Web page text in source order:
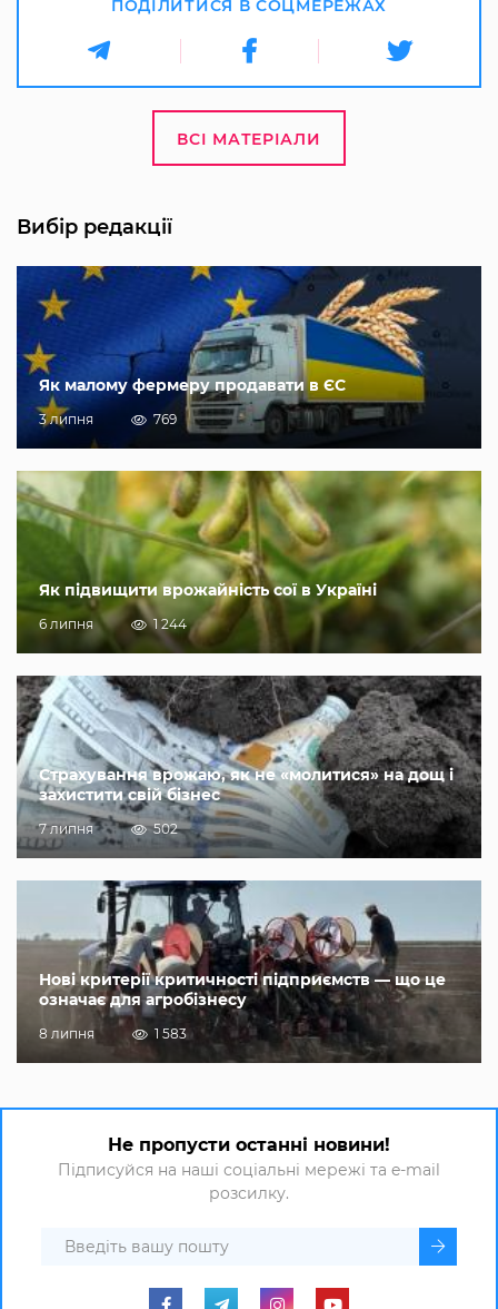
ПОДІЛИТИСЯ В СОЦМЕРЕЖАХ
ВСІ МАТЕРІАЛИ
Вибір редакції
Як малому фермеру продавати в ЄС
3 липня 769
Як підвищити врожайність сої в Україні
6 липня 1 244
Страхування врожаю, як не «молитися» на дощ і
захистити свій бізнес
7 липня 502
Нові критерії критичності підприємств — що це
означає для агробізнесу
8 липня 1 583
Не пропусти останні новини!
Підписуйся на наші соціальні мережі та e-mail
розсилку.